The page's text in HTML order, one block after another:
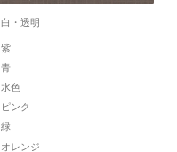
白・透明
紫
青
水色
ピンク
緑
オレンジ